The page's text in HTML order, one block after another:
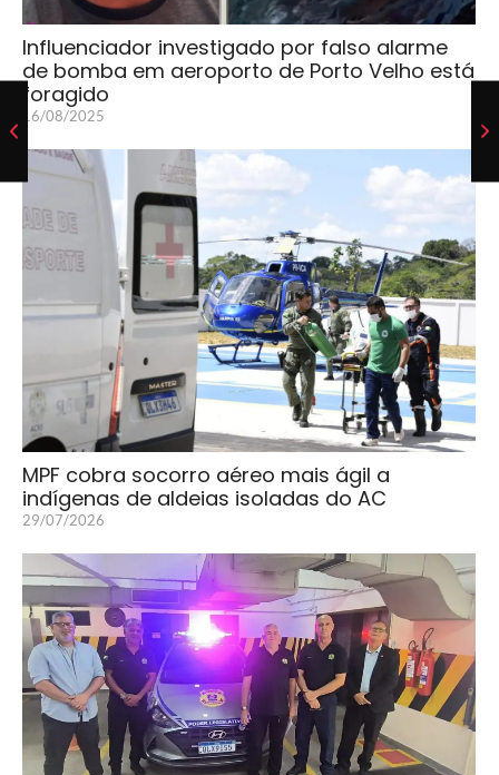
Influenciador investigado por falso alarme
de bomba em aeroporto de Porto Velho está
foragido
16/08/2025
MPF cobra socorro aéreo mais ágil a
indígenas de aldeias isoladas do AC
29/07/2026